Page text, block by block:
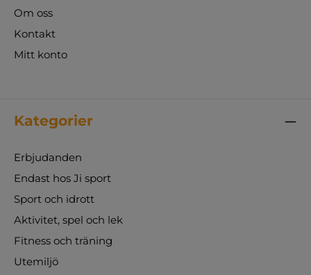
Om oss
Kontakt
Mitt konto
Kategorier
Erbjudanden
Endast hos Ji sport
Sport och idrott
Aktivitet, spel och lek
Fitness och träning
Utemiljö